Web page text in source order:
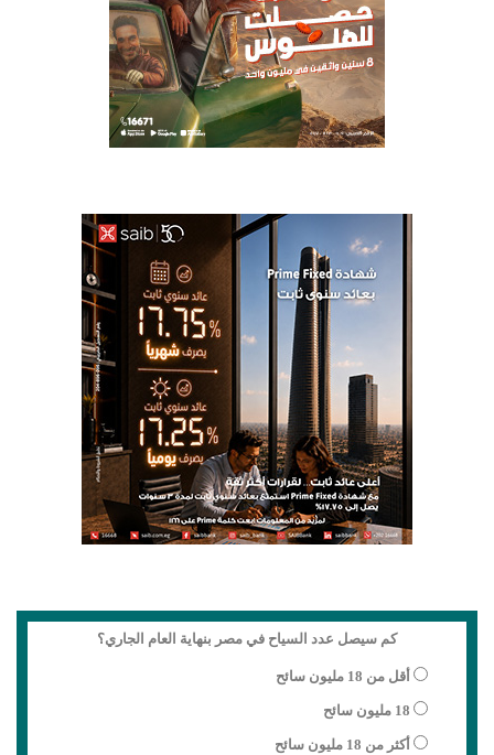
كم سيصل عدد السياح في مصر بنهاية العام الجاري؟
أقل من 18 مليون سائح
18 مليون سائح
أكثر من 18 مليون سائح